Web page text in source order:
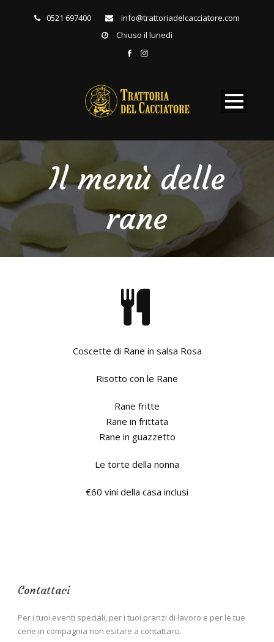
0521 697400
info@trattoriadelcacciatore.com
Chiuso il lunedì
Il menù delle
rane
Coscette di Rane in salsa Rosa
Risotto con le Rane
Rane fritte
Rane in frittata
Rane in guazzetto
Le torte della nonna
€60 vini della casa inclusi
Contattaci
Per i tuoi eventi speciali, per i tuoi pranzi di lavoro e per le tue
cene in compagnia non esitare a contattarci.